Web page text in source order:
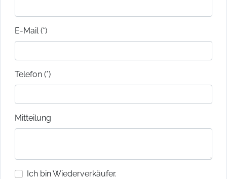
E-Mail (*)
Telefon (*)
Mitteilung
Ich bin Wiederverkäufer.